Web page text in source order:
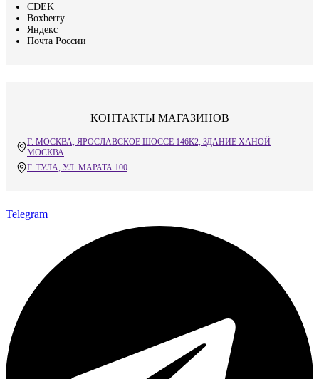
СDEK
Boxberry
Яндекс
Почта России
КОНТАКТЫ МАГАЗИНОВ
Г. МОСКВА, ЯРОСЛАВСКОЕ ШОССЕ 146К2, ЗДАНИЕ ХАНОЙ
МОСКВА
Г. ТУЛА, УЛ. МАРАТА 100
Telegram